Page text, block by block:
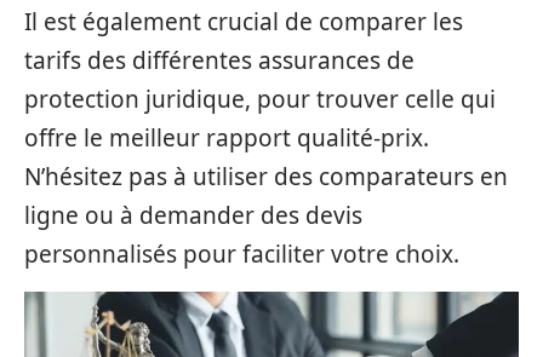
Il est également crucial de comparer les
tarifs des différentes assurances de
protection juridique, pour trouver celle qui
offre le meilleur rapport qualité-prix.
N’hésitez pas à utiliser des comparateurs en
ligne ou à demander des devis
personnalisés pour faciliter votre choix.